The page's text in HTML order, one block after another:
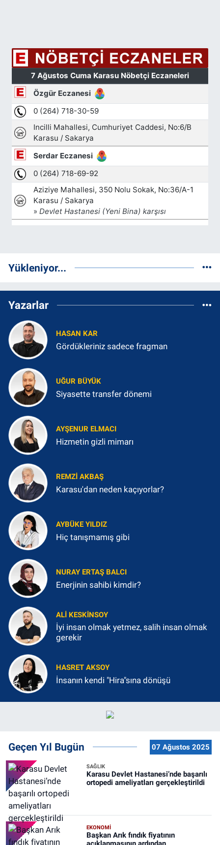
Yükleniyor...
Yazarlar
HASAN KAR
Gördükleriniz sadece fragman
UĞUR BÜYÜK
Siyasette transfer dönemi
AYŞENUR ELMACI
Hizmetin gizli mimarı
REMZI AKBAŞ
Karasu'dan neden kaçıyorlar?
AYBÜKE YILDIZ
Hiç tanışmamış gibi
NURAY ERTAŞ BALCI
Enerjinin sahibi kimdir?
ALI KESKINSOY
İyi insan olmak yetmez, salih insan olmak
gerekir
HASRET AKSOY
İnsanın kendi "Hira"sına dönüşü
Geçen Yıl Bugün 07 Ağustos 2025
SAĞLIK
Karasu Devlet Hastanesi’nde başarılı
ortopedi ameliyatları gerçekleştirildi
EKONOMİ
Başkan Arık fındık fiyatının